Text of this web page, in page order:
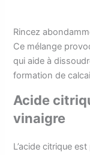
Rincez
Ce mélange
qui aide à
formation de
Acide
vinaigre
L’acide citrique